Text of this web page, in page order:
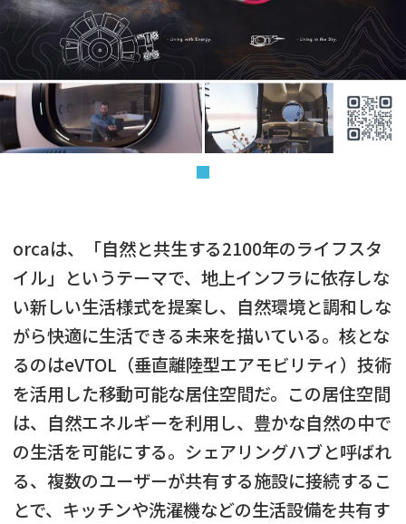
orcaは、「自然と共生する2100年のライフスタ
イル」というテーマで、地上インフラに依存しな
い新しい生活様式を提案し、自然環境と調和しな
がら快適に生活できる未来を描いている。核とな
るのはeVTOL（垂直離陸型エアモビリティ）技術
を活用した移動可能な居住空間だ。この居住空間
は、自然エネルギーを利用し、豊かな自然の中で
の生活を可能にする。シェアリングハブと呼ばれ
る、複数のユーザーが共有する施設に接続するこ
とで、キッチンや洗濯機などの生活設備を共有す